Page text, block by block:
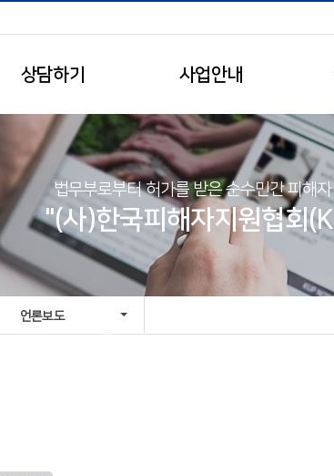
상담하기 사업안내
법무부로부터 허가를 받은 순수민간 피해자
"(사)한국피해자지원협회
언론보도